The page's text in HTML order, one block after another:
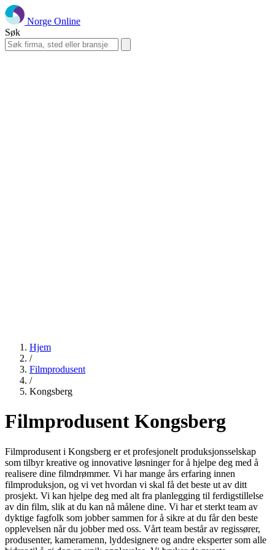
Norge Online
Søk
Hjem
/
Filmprodusent
/
Kongsberg
Filmprodusent Kongsberg
Filmprodusent i Kongsberg er et profesjonelt produksjonsselskap
som tilbyr kreative og innovative løsninger for å hjelpe deg med å
realisere dine filmdrømmer. Vi har mange års erfaring innen
filmproduksjon, og vi vet hvordan vi skal få det beste ut av ditt
prosjekt. Vi kan hjelpe deg med alt fra planlegging til ferdigstillelse
av din film, slik at du kan nå målene dine. Vi har et sterkt team av
dyktige fagfolk som jobber sammen for å sikre at du får den beste
opplevelsen når du jobber med oss. Vårt team består av regissører,
produsenter, kameramenn, lyddesignere og andre eksperter som alle